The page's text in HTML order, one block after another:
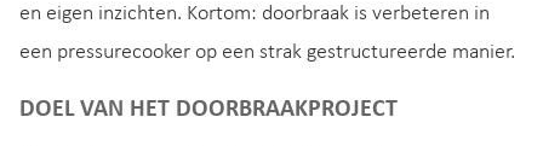
en eigen inzichten. Kortom: doorbraak is verbeteren in
een pressurecooker op een strak gestructureerde manier.
DOEL VAN HET DOORBRAAKPROJECT